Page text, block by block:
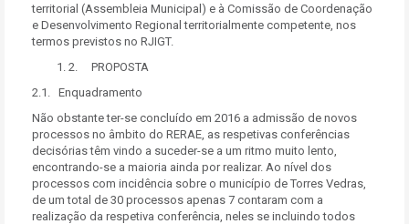
territorial (Assembleia Municipal) e à Comissão de Coordenação
e Desenvolvimento Regional territorialmente competente, nos
termos previstos no RJIGT.
2. PROPOSTA
2.1. Enquadramento
Não obstante ter-se concluído em 2016 a admissão de novos
processos no âmbito do RERAE, as respetivas conferências
decisórias têm vindo a suceder-se a um ritmo muito lento,
encontrando-se a maioria ainda por realizar. Ao nível dos
processos com incidência sobre o município de Torres Vedras,
de um total de 30 processos apenas 7 contaram com a
realização da respetiva conferência, neles se incluindo todos